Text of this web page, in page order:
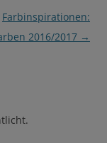
Farbinspirationen:
2016/2017 →